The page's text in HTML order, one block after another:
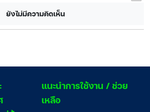
ยังไม่มีความคิดเห็น
แนะนำการใช้งาน / ช่วย
เหลือ